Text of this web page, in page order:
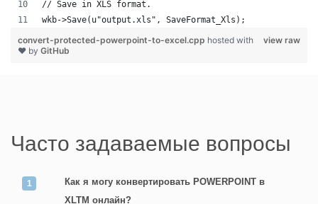
// Save in XLS format.
wkb->Save(u"output.xls", SaveFormat_Xls);
view raw
convert-protected-powerpoint-to-excel.cpp hosted with
❤ by GitHub
Часто задаваемые вопросы
Как я могу конвертировать POWERPOINT в
XLTM онлайн?